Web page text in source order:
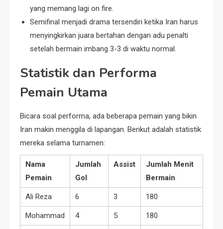
yang memang lagi on fire.
Semifinal menjadi drama tersendiri ketika Iran harus
menyingkirkan juara bertahan dengan adu penalti
setelah bermain imbang 3-3 di waktu normal.
Statistik dan Performa
Pemain Utama
Bicara soal performa, ada beberapa pemain yang bikin
Iran makin menggila di lapangan. Berikut adalah statistik
mereka selama turnamen:
Nama
Pemain
Jumlah
Gol
Assist
Jumlah Menit
Bermain
Ali Reza 6 3 180
Mohammad 4 5 180